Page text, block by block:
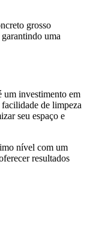
grosso
uma
investimento em
de limpeza
seu espaço e
nível com um
resultados